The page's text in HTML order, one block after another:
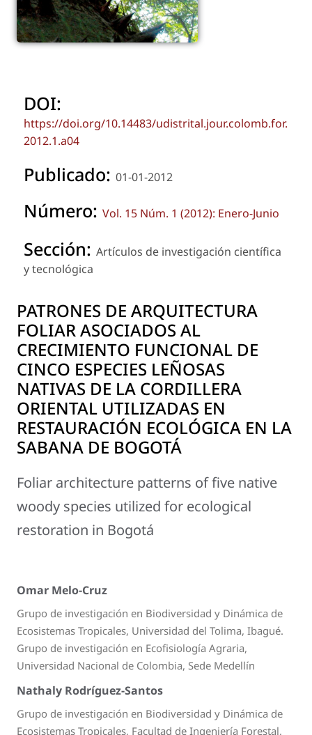
DOI:
https://doi.org/10.14483/udistrital.jour.colomb.for.
2012.1.a04
Publicado: 01-01-2012
Número: Vol. 15 Núm. 1 (2012): Enero-Junio
Sección: Artículos de investigación científica
y tecnológica
PATRONES DE ARQUITECTURA
FOLIAR ASOCIADOS AL
CRECIMIENTO FUNCIONAL DE
CINCO ESPECIES LEÑOSAS
NATIVAS DE LA CORDILLERA
ORIENTAL UTILIZADAS EN
RESTAURACIÓN ECOLÓGICA EN LA
SABANA DE BOGOTÁ
Foliar architecture patterns of five native
woody species utilized for ecological
restoration in Bogotá
Omar Melo-Cruz
Grupo de investigación en Biodiversidad y Dinámica de
Ecosistemas Tropicales, Universidad del Tolima, Ibagué.
Grupo de investigación en Ecofisiología Agraria,
Universidad Nacional de Colombia, Sede Medellín
Nathaly Rodríguez-Santos
Grupo de investigación en Biodiversidad y Dinámica de
Ecosistemas Tropicales, Facultad de Ingeniería Forestal,